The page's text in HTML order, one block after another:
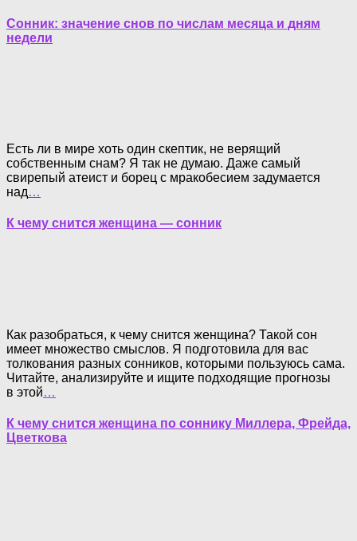
Сонник: значение снов по числам месяца и дням
недели
Есть ли в мире хоть один скептик, не верящий
собственным снам? Я так не думаю. Даже самый
свирепый атеист и борец с мракобесием задумается
над…
К чему снится женщина — сонник
Как разобраться, к чему снится женщина? Такой сон
имеет множество смыслов. Я подготовила для вас
толкования разных сонников, которыми пользуюсь сама.
Читайте, анализируйте и ищите подходящие прогнозы
в этой…
К чему снится женщина по соннику Миллера, Фрейда,
Цветкова